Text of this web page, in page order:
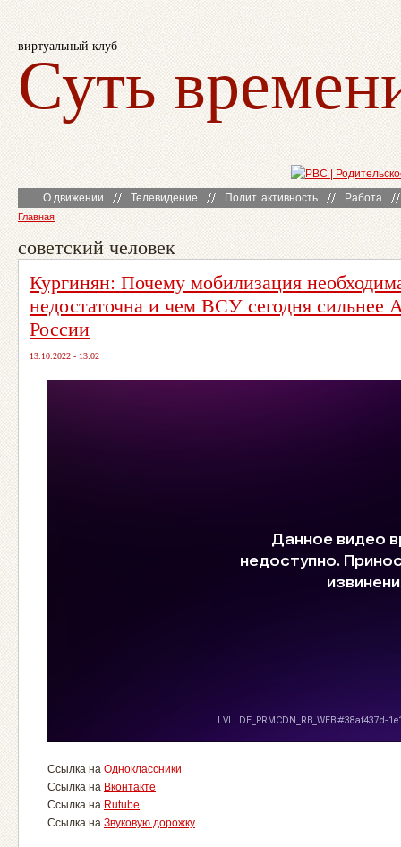
виртуальный клуб
Суть
О движении Телевидение Полит. активность Работа
Главная
советский человек
Кургинян: Почему мобилизация
недостаточна и чем ВСУ сегодня сильнее
России
13.10.2022 - 13:02
Ссылка на Одноклассники
Ссылка на Вконтакте
Ссылка на Rutube
Ссылка на Звуковую дорожку